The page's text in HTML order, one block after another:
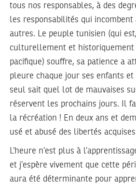
tous nos responsables, à des
les responsabilités qui incombent
autres. Le peuple tunisien (qui
culturellement et historiquement
pacifique) souffre, sa patience a
pleure chaque jour ses enfants et
seul sait quel lot de mauvaises
réservent les prochains jours. Il
la récréation ! En deux ans et
usé et abusé des libertés
L’heure n’est plus à
et j’espère vivement que cette
aura été déterminante pour